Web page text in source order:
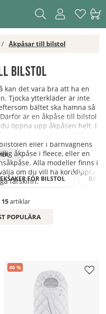
Åkpåsar till bilstol
bilstol
kan det vara bra att ha en
Tjocka ytterkläder är inte
bältet ska hamna så
är en åkpåse till bilstol
öppna upp åkpåsen helt. I
eller i barnvagnens
åkpåse i fleece, eller en
Alla modeller finns i
om du vill ha kortklippta
fårskinn.FÖR BILSTOL
15artiklar
POPULÄRA
40